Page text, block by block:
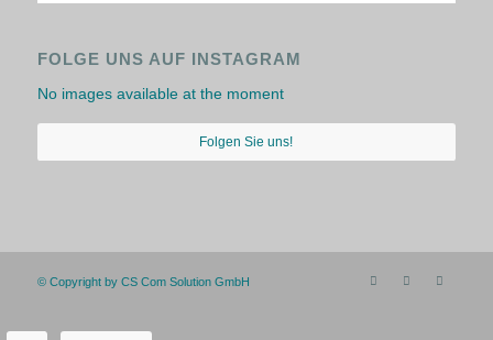
FOLGE UNS AUF INSTAGRAM
No images available at the moment
Folgen Sie uns!
© Copyright by CS Com Solution GmbH